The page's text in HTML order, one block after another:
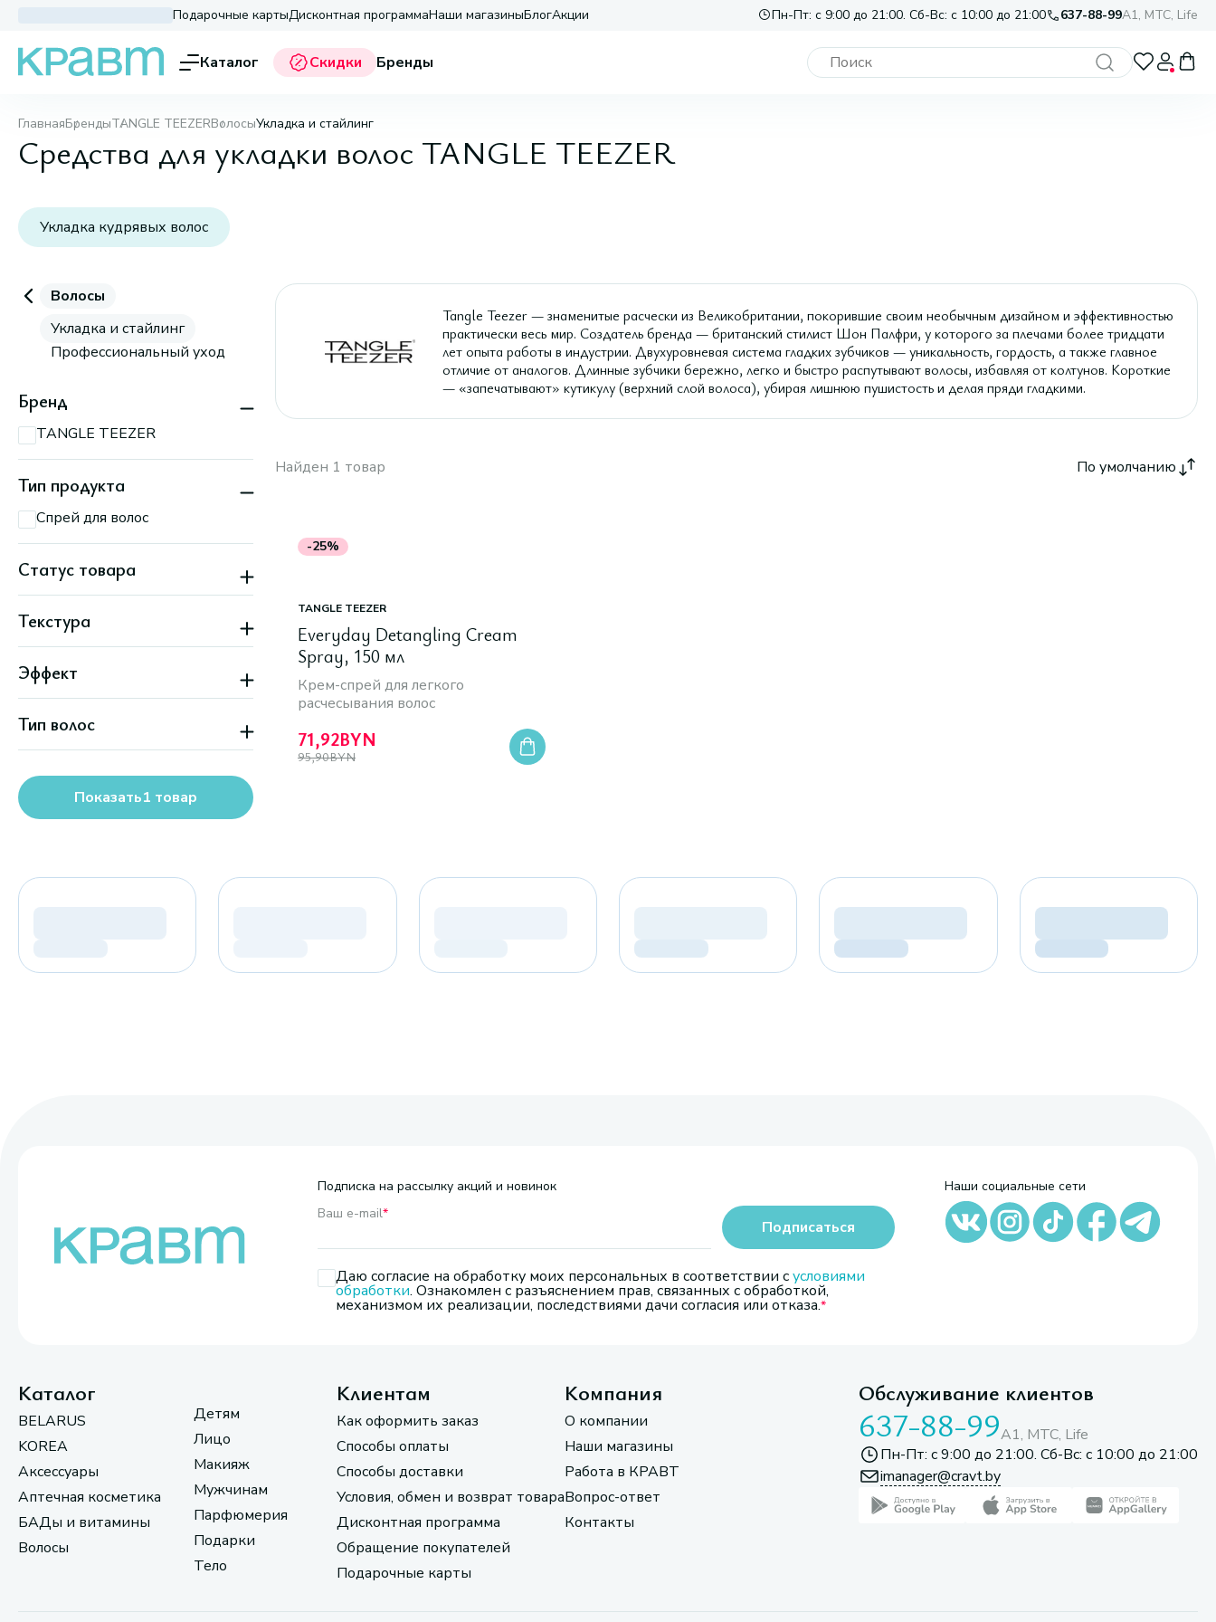
Подарочные картыДисконтная программаНаши магазиныБлогАкции Пн-Пт: с 9:00 до 21:00. Сб-Вс: с 10:00 до 21:00 637-88-99A1, МТС, Life
Каталог Скидки Бренды
ГлавнаяБрендыTANGLE TEEZERВолосыУкладка и стайлинг
Средства для укладки волос TANGLE TEEZER
Укладка кудрявых волос
Волосы
Укладка и стайлинг
Профессиональный уход
Бренд
TANGLE TEEZER
Тип продукта
Спрей для волос
Статус товара
Скидка
Текстура
Жидкая
Эффект
Легкое расчесывание
Тип волос
Вьющиеся
Густые
Показать1 товар
Tangle Teezer — знаменитые расчески из Великобритании, покорившие своим необычным дизайном и эффективностью
практически весь мир. Создатель бренда — британский стилист Шон Палфри, у которого за плечами более тридцати
лет опыта работы в индустрии. Двухуровневая система гладких зубчиков — уникальность, гордость, а также главное
отличие от аналогов. Длинные зубчики бережно, легко и быстро распутывают волосы, избавляя от колтунов. Короткие
— «запечатывают» кутикулу (верхний слой волоса), убирая лишнюю пушистость и делая пряди гладкими.
Найден 1 товар По умолчанию
-25%
TANGLE TEEZER
Everyday Detangling Cream
Spray, 150 мл
Крем-спрей для легкого
расчесывания волос
71,92BYN
95,90BYN
Подписка на рассылку акций и новинок
Ваш e-mail*
Даю согласие на обработку моих персональных в соответствии сусловиями
обработки. Ознакомлен с разъяснением прав, связанных с обработкой,
механизмом их реализации, последствиями дачи согласия или отказа.
Подписаться
Наши социальные сети
Каталог
BELARUS
KOREA
Аксессуары
Аптечная косметика
БАДы и витамины
Волосы
Детям
Лицо
Макияж
Мужчинам
Парфюмерия
Подарки
Тело
Клиентам
Как оформить заказ
Способы оплаты
Способы доставки
Условия, обмен и возврат товара
Дисконтная программа
Обращение покупателей
Подарочные карты
Компания
О компании
Наши магазины
Работа в КРАВТ
Вопрос-ответ
Контакты
Обслуживание клиентов
637-88-99A1, МТС, Life
Пн-Пт: с 9:00 до 21:00. Сб-Вс: с 10:00 до 21:00
imanager@cravt.by